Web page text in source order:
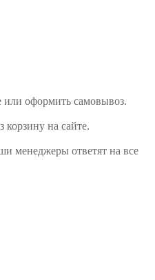
оформить самовывоз.
на сайте.
менеджеры ответят на все